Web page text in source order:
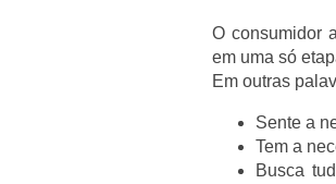
O consumidor
em uma só
Em outras
Sente a
Tem a
Busca